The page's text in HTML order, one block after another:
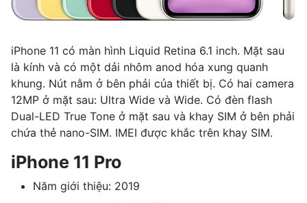
iPhone 11 có màn hình Liquid Retina 6.1 inch. Mặt sau
là kính và có một dải nhôm anod hóa xung quanh
khung. Nút nằm ở bên phải của thiết bị. Có hai camera
12MP ở mặt sau: Ultra Wide và Wide. Có đèn flash
Dual-LED True Tone ở mặt sau và khay SIM ở bên phải
chứa thẻ nano-SIM. IMEI được khắc trên khay SIM.
iPhone 11 Pro
Năm giới thiệu: 2019